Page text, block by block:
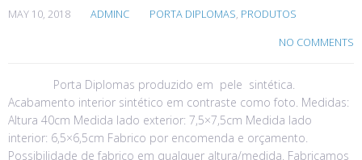
MAY 10, 2018 ADMINC PORTA DIPLOMAS, PRODUTOS
NO COMMENTS
Porta Diplomas produzido em pele sintética.
Acabamento interior sintético em contraste como foto. Medidas:
Altura 40cm Medida lado exterior: 7,5×7,5cm Medida lado
interior: 6,5×6,5cm Fabrico por encomenda e orçamento.
Possibilidade de fabrico em qualquer altura/medida. Fabricamos